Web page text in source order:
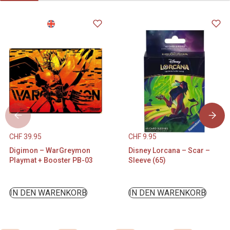
CHF39.95
Digimon – WarGreymon
Playmat + Booster PB-03
IN DEN WARENKORB
CHF9.95
Disney Lorcana – Scar –
Sleeve (65)
IN DEN WARENKORB